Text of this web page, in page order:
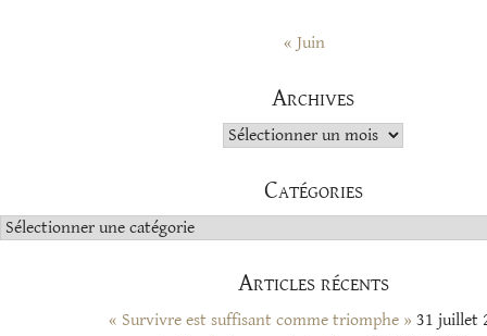
« Juin
Archives
Archives
Catégories
Catégories
Articles récents
« Survivre est suffisant comme triomphe » 31 juillet